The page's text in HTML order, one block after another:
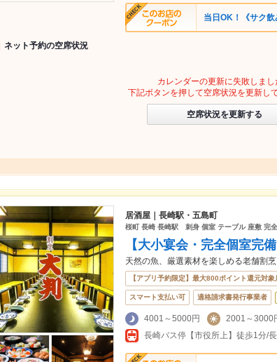
当日OK！《サク
ネット予約の空席状況
カレンダーの更新に失敗しまし
下記ボタンを押して空席状況を更新し
空席状況を更新する
居酒屋｜長崎駅・五島町
桜町 長崎 長崎駅 刺身 個室 テーブル 座敷
【大小宴会・完全個室完
天然の魚、厳選素材を楽しめる老舗割烹
【アプリ予約限定】最大800ポイント還元対象
スマート支払い可 適格請求書発行事業者
4001～5000円
2001～3000